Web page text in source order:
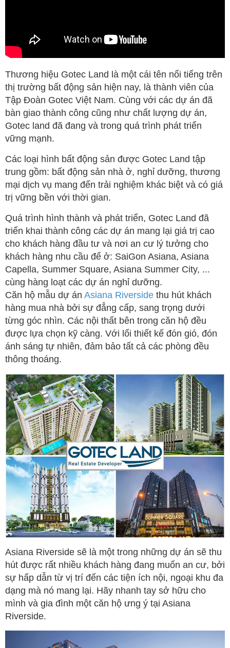
Thương hiệu Gotec Land là một cái tên nổi tiếng trên
thị trường bất động sản hiện nay, là thành viên của
Tập Đoàn Gotec Việt Nam. Cùng với các dự án đã
bàn giao thành công cũng như chất lượng dự án,
Gotec land đã đang và trong quá trình phát triển
vững mạnh.
Các loại hình bất động sản được Gotec Land tập
trung gồm: bất động sản nhà ở, nghỉ dưỡng, thương
mại dịch vụ mang đến trải nghiệm khác biệt và có giá
trị vững bền với thời gian.
Quá trình hình thành và phát triển, Gotec Land đã
triển khai thành công các dự án mang lại giá trị cao
cho khách hàng đầu tư và nơi an cư lý tưởng cho
khách hàng nhu cầu để ở: SaiGon Asiana, Asiana
Capella, Summer Square, Asiana Summer City, ...
cùng hàng loạt các dự án nghỉ dưỡng.
Căn hộ mẫu dự án Asiana Riverside thu hút khách
hàng mua nhà bởi sự đẳng cấp, sang trọng dưới
từng góc nhìn. Các nội thất bên trong căn hộ đều
được lựa chọn kỹ càng. Với lối thiết kế đón gió, đón
ánh sáng tự nhiên, đảm bảo tất cả các phòng đều
thông thoáng.
Asiana Riverside sẽ là một trong những dự án sẽ thu
hút được rất nhiều khách hàng đang muốn an cư, bởi
sự hấp dẫn từ vị trí đến các tiện ích nội, ngoại khu đa
dạng mà nó mang lại. Hãy nhanh tay sở hữu cho
mình và gia đình một căn hộ ưng ý tại Asiana
Riverside.